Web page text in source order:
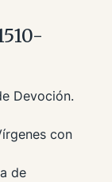
Devoción.
con
de